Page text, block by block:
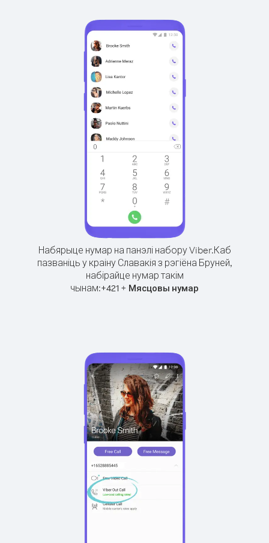
Набярыце нумар на панэлі набору Viber.Каб
пазваніць у краіну Славакія з рэгіёна Бруней,
набірайце нумар такім
чынам:+421 + Мясцовы нумар